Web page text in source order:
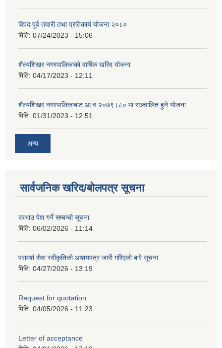
विपद पूर्व तयारी तथा प्रतिकार्य योजना २०८०
मिति: 07/24/2023 - 15:06
शैल्यशिखर नगरपालिकाको वार्षिक खरिद योजना
मिति: 04/17/2023 - 12:11
शैल्यशिखर नगरपालिकाबाट आ व २०७९।८० मा सञ्चालित हुने योजना
मिति: 01/31/2023 - 12:51
अन्य
सार्वजनिक खरिद/बोलपत्र सूचना
दरभाउ पेश गर्ने सम्बन्धी सूचना
मिति: 06/02/2026 - 11:14
परामर्श सेवा स्वीकृतिको आशयपत्र जारी गरिएको बारे सूचना
मिति: 04/27/2026 - 13:19
Request for quotation
मिति: 04/05/2026 - 11:23
Letter of acceptance